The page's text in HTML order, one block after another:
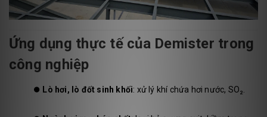
Ứng dụng thực tế của Demister trong
công nghiệp
⏺️ Lò hơi, lò đốt sinh khối: xử lý khí chứa hơi nước, SO₂.